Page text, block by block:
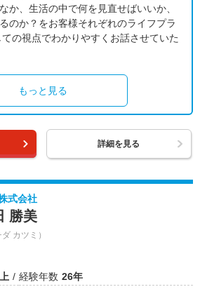
か、生活の中で何を見直せばいいか、
のか？をお客様それぞれのライフプラ
の視点でわかりやすくお話させていた
もっと見る
詳細を見る
式会社
勝美
ダ カツミ）
経験年数 26年